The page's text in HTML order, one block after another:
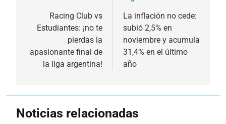
entradas
Racing Club vs
Estudiantes: ¡no te
pierdas la
apasionante final de
la liga argentina!
La inflación no cede:
subió 2,5% en
noviembre y acumula
31,4% en el último
año
Noticias relacionadas